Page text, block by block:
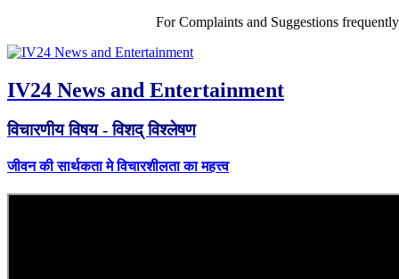
For Complaints and Suggestions
IV24 News and Entertainment
विचारणीय विषय - विशद् विश्लेषण
जीवन की सार्थकता मे विचारशीलता का महत्त्व